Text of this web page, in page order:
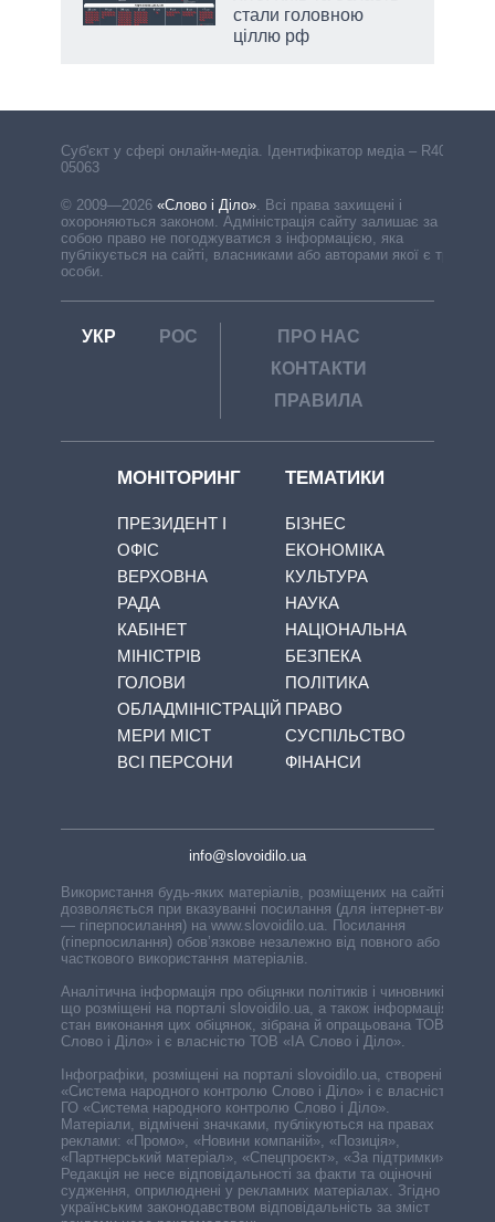
стали головною
ціллю рф
Cуб'єкт у сфері онлайн-медіа. Ідентифікатор медіа – R40-
05063
© 2009—2026 «Слово і Діло». Всі права захищені і
охороняються законом. Адміністрація сайту залишає за
собою право не погоджуватися з інформацією, яка
публікується на сайті, власниками або авторами якої є треті
особи.
УКР РОС
ПРО НАС
КОНТАКТИ
ПРАВИЛА
МОНІТОРИНГ
ПРЕЗИДЕНТ І
ОФІС
ВЕРХОВНА
РАДА
КАБІНЕТ
МІНІСТРІВ
ГОЛОВИ
ОБЛАДМІНІСТРАЦІЙ
МЕРИ МІСТ
ВСІ ПЕРСОНИ
ТЕМАТИКИ
БІЗНЕС
ЕКОНОМІКА
КУЛЬТУРА
НАУКА
НАЦІОНАЛЬНА
БЕЗПЕКА
ПОЛІТИКА
ПРАВО
СУСПІЛЬСТВО
ФІНАНСИ
info@slovoidilo.ua
Використання будь-яких матеріалів, розміщених на сайті,
дозволяється при вказуванні посилання (для інтернет-видань
— гіперпосилання) на www.slovoidilo.ua. Посилання
(гіперпосилання) обов’язкове незалежно від повного або
часткового використання матеріалів.
Аналітична інформація про обіцянки політиків і чиновників,
що розміщені на порталі slovoidilo.ua, а також інформація про
стан виконання цих обіцянок, зібрана й опрацьована ТОВ «ІА
Слово і Діло» і є власністю ТОВ «ІА Слово і Діло».
Інфографіки, розміщені на порталі slovoidilo.ua, створені ГО
«Система народного контролю Слово і Діло» і є власністю
ГО «Система народного контролю Слово і Діло».
Матеріали, відмічені значками, публікуються на правах
реклами: «Промо», «Новини компаній», «Позиція»,
«Партнерський матеріал», «Спецпроєкт», «За підтримки».
Редакція не несе відповідальності за факти та оціночні
судження, оприлюднені у рекламних матеріалах. Згідно з
українським законодавством відповідальність за зміст